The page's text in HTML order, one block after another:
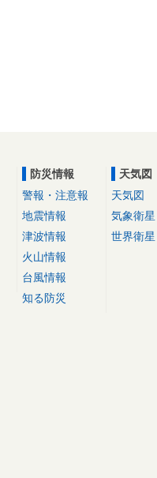
防災情報
警報・注意報
地震情報
津波情報
火山情報
台風情報
知る防災
天気図
天気図
気象衛星
世界衛星